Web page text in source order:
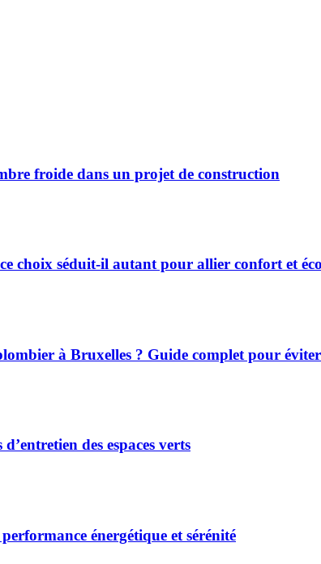
froide dans un projet de construction
choix séduit-il autant pour allier confort et
à Bruxelles ? Guide complet pour
des espaces verts
énergétique et sérénité